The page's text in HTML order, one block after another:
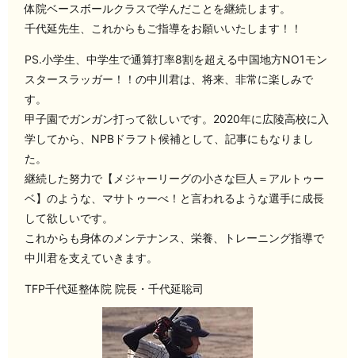
体院ベースボールクラスで学んだことを継続します。
千代延先生、これからもご指導をお願いいたします！！
PS.小学生、中学生で通算打率8割を超える中国地方NO1モン
スタースラッガー！！の中川君は、将来、非常に楽しみで
す。
甲子園でガンガン打って欲しいです。2020年に広陵高校に入
学してから、NPBドラフト候補として、記事にもなりまし
た。
継続した努力で【メジャーリーグの小さな巨人＝アルトゥー
ベ】のような、マサトゥーべ！と言われるような選手に成長
して欲しいです。
これからも身体のメンテナンス、栄養、トレーニング指導で
中川君を支えていきます。
TFP千代延整体院 院長・千代延聡司️